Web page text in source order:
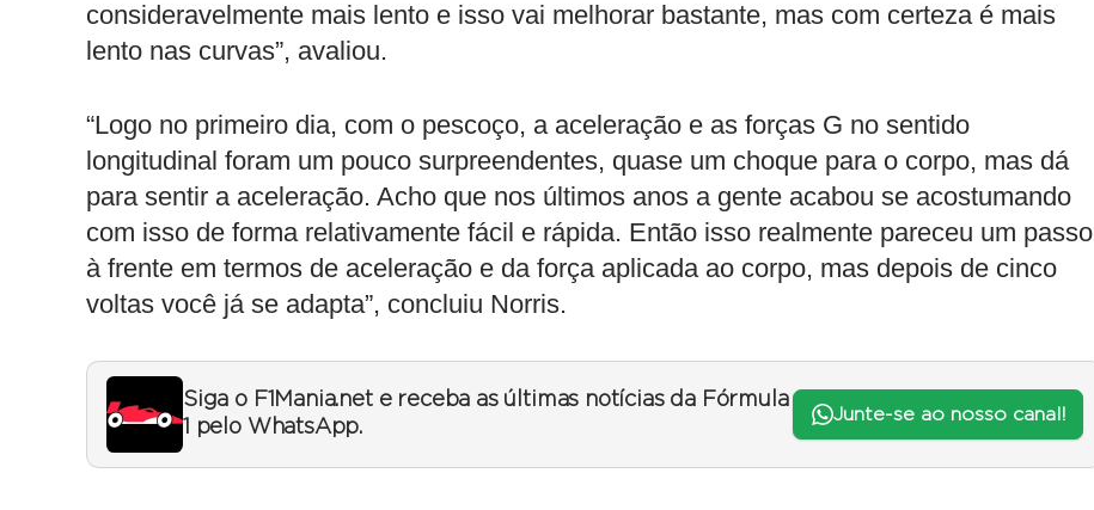
consideravelmente mais lento e isso vai melhorar bastante, mas com certeza é mais
lento nas curvas”, avaliou.
“Logo no primeiro dia, com o pescoço, a aceleração e as forças G no sentido
longitudinal foram um pouco surpreendentes, quase um choque para o corpo, mas dá
para sentir a aceleração. Acho que nos últimos anos a gente acabou se acostumando
com isso de forma relativamente fácil e rápida. Então isso realmente pareceu um passo
à frente em termos de aceleração e da força aplicada ao corpo, mas depois de cinco
voltas você já se adapta”, concluiu Norris.
Siga o F1Mania.net e receba as últimas notícias da Fórmula
1 pelo WhatsApp.
Junte-se ao nosso canal!